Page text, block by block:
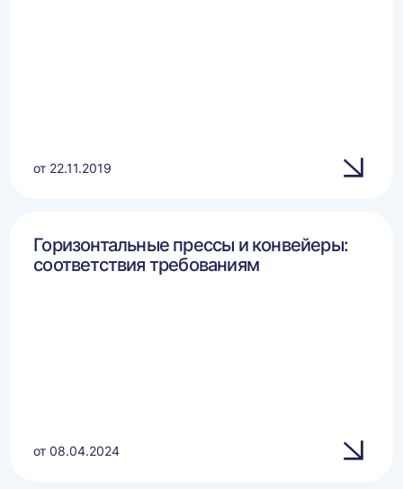
от 22.11.2019
Горизонтальные прессы и конвейеры:
соответствия требованиям
от 08.04.2024